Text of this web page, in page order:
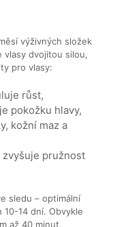
výživných složek
vlasy dvojitou silou,
pro vlasy:
růst,
pokožku hlavy,
kožní maz a
zvyšuje pružnost
sledu – optimální
14 dní. Obvykle
až 40 minut.